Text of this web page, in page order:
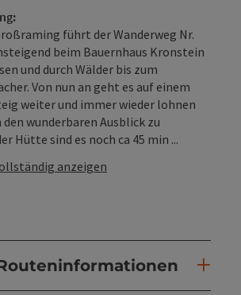
führt der Wanderweg Nr.
beim Bauernhaus Kronstein
und durch Wälder bis zum
Von nun an geht es auf einem
weiter und immer wieder lohnen
den wunderbaren Ausblick zu
Hütte sind es noch ca 45 min ...
anzeigen